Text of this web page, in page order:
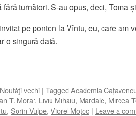
fără turnători. S-au opus, deci, Toma
pe ponton la Vîntu, eu, care am
o singură dată.
Noutăţi vechi | Tagged Academia Cațavencu
T. Morar, Liviu Mihaiu, Mardale, Mircea
, Sorin Vulpe, Viorel Moțoc | Leave a